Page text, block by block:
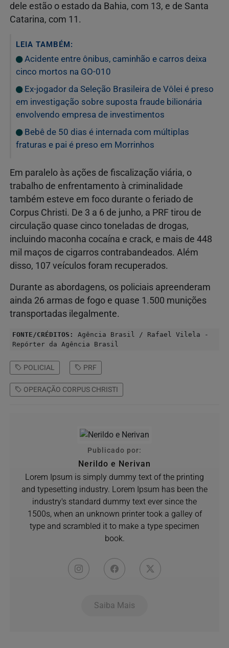
dele estão o estado da Bahia, com 13, e de Santa
Catarina, com 11.
LEIA TAMBÉM:
Acidente entre ônibus, caminhão e carros deixa
cinco mortos na GO-010
Ex-jogador da Seleção Brasileira de Vôlei é preso
em investigação sobre suposta fraude bilionária
envolvendo empresa de investimentos
Bebê de 50 dias é internada com múltiplas
fraturas e pai é preso em Morrinhos
Em paralelo às ações de fiscalização viária, o
trabalho de enfrentamento à criminalidade
também esteve em foco durante o feriado de
Corpus Christi. De 3 a 6 de junho, a PRF tirou de
circulação quase cinco toneladas de drogas,
incluindo maconha cocaína e crack, e mais de 448
mil maços de cigarros contrabandeados. Além
disso, 107 veículos foram recuperados.
Durante as abordagens, os policiais apreenderam
ainda 26 armas de fogo e quase 1.500 munições
transportadas ilegalmente.
FONTE/CRÉDITOS:
Agência Brasil / Rafael Vilela -
Repórter da Agência Brasil
POLICIAL PRF
OPERAÇÃO CORPUS CHRISTI
Publicado por:
Nerildo e Nerivan
Lorem Ipsum is simply dummy text of the printing
and typesetting industry. Lorem Ipsum has been the
industry's standard dummy text ever since the
1500s, when an unknown printer took a galley of
type and scrambled it to make a type specimen
book.
Saiba Mais